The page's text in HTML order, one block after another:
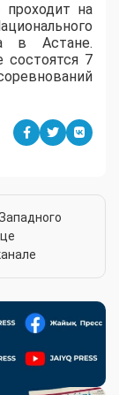
проходит на
в Астане.
состоятся 7